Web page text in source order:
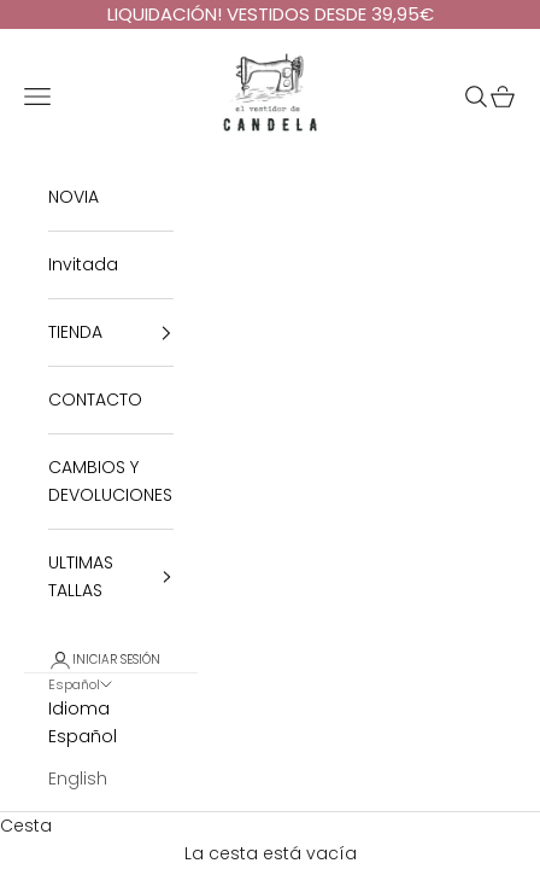
Ir al contenidoLIQUIDACIÓN! VESTIDOS DESDE 39,95€
El Vestidor de Candela
Abrir menú de navegación
AbrirAbrir
NOVIA
Invitada
TIENDA
CONTACTO
CAMBIOS Y
DEVOLUCIONES
ULTIMAS
TALLAS
INICIAR SESIÓN
Español
Idioma
Español
English
Cesta
La cesta está vacía